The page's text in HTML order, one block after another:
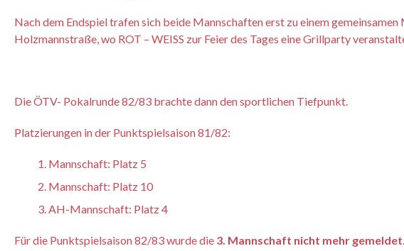
Nach dem Endspiel trafen sich beide Mannschaften erst zu einem
Holzmannstraße, wo ROT – WEISS zur Feier des Tages eine Grillparty
Die ÖTV- Pokalrunde 82/83 brachte dann den sportlichen Tiefpunkt.
Platzierungen in der Punktspielsaison 81/82:
Mannschaft: Platz 5
Mannschaft: Platz 10
AH-Mannschaft: Platz 4
Für die Punktspielsaison 82/83 wurde die 3. Mannschaft nicht mehr gemeldet